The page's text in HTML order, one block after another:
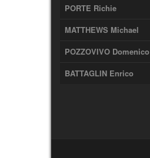
PORTE Richie
MATTHEWS Michael
POZZOVIVO Domenico
BATTAGLIN Enrico